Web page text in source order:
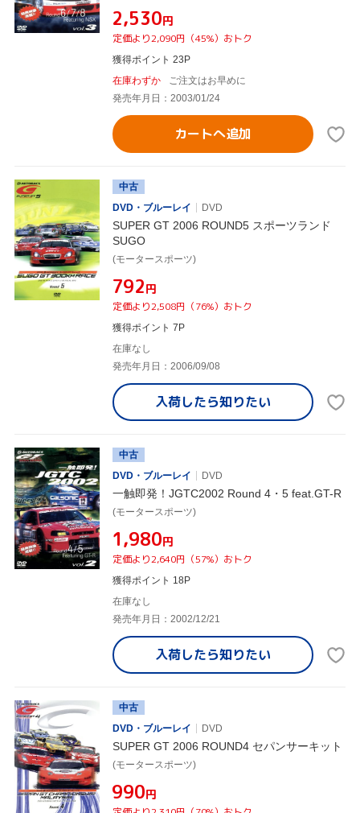
¥2,530円
定価より2,090円（45%）おトク
獲得ポイント 23P
在庫わずか
ご注文はお早めに
発売年月日：2003/01/24
カートへ追加
中古
DVD・ブルーレイ
DVD
SUPER GT 2006 ROUND5 スポーツランド
SUGO
(モータースポーツ)
¥792円
定価より2,508円（76%）おトク
獲得ポイント 7P
在庫なし
発売年月日：2006/09/08
入荷したら知りたい
中古
DVD・ブルーレイ
DVD
一触即発！JGTC2002 Round 4・5 feat.GT-R
(モータースポーツ)
¥1,980円
定価より2,640円（57%）おトク
獲得ポイント 18P
在庫なし
発売年月日：2002/12/21
入荷したら知りたい
中古
DVD・ブルーレイ
DVD
SUPER GT 2006 ROUND4 セパンサーキット
(モータースポーツ)
¥990円